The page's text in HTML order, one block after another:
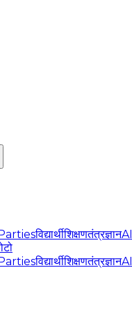
विद्यार्थीशिक्षणतंत्रज्ञानAI
विद्यार्थीशिक्षणतंत्रज्ञानAI